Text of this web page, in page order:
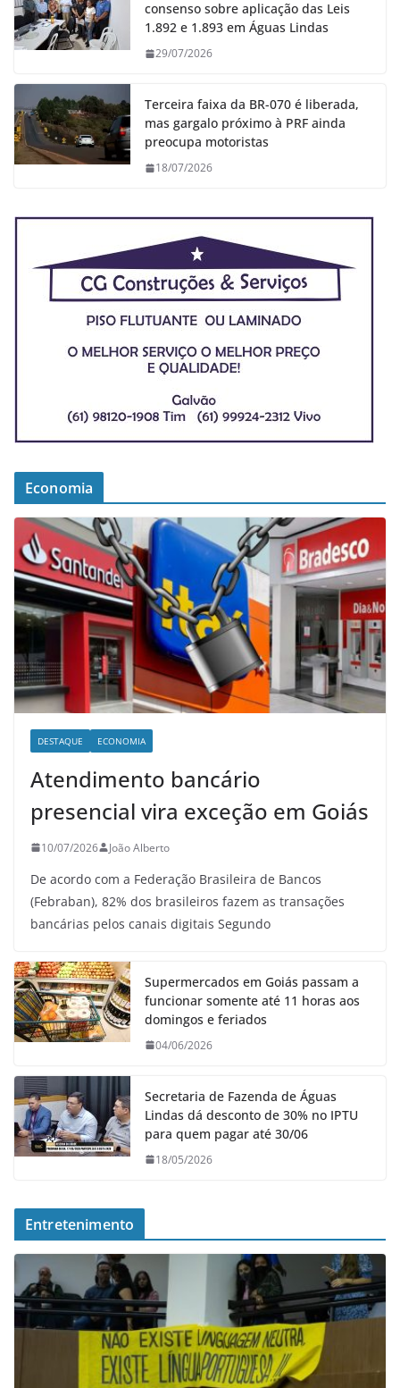
consenso sobre aplicação das Leis
1.892 e 1.893 em Águas Lindas
29/07/2026
Terceira faixa da BR-070 é liberada,
mas gargalo próximo à PRF ainda
preocupa motoristas
18/07/2026
Economia
DESTAQUE ECONOMIA
Atendimento bancário
presencial vira exceção em Goiás
10/07/2026 João Alberto
De acordo com a Federação Brasileira de Bancos
(Febraban), 82% dos brasileiros fazem as transações
bancárias pelos canais digitais Segundo
Supermercados em Goiás passam a
funcionar somente até 11 horas aos
domingos e feriados
04/06/2026
Secretaria de Fazenda de Águas
Lindas dá desconto de 30% no IPTU
para quem pagar até 30/06
18/05/2026
Entretenimento